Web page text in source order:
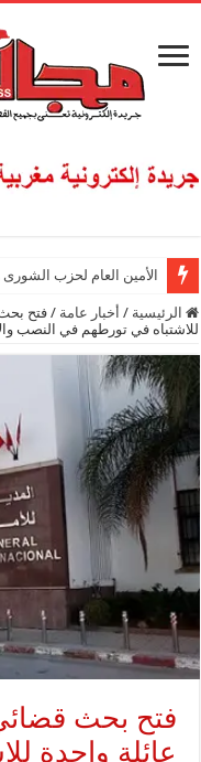
الأمين العام لحزب
الرئيسية / أخبار عامة / فتح
للاشتباه في تورطهم في النصب
فتح بحث
عائلة واحدة